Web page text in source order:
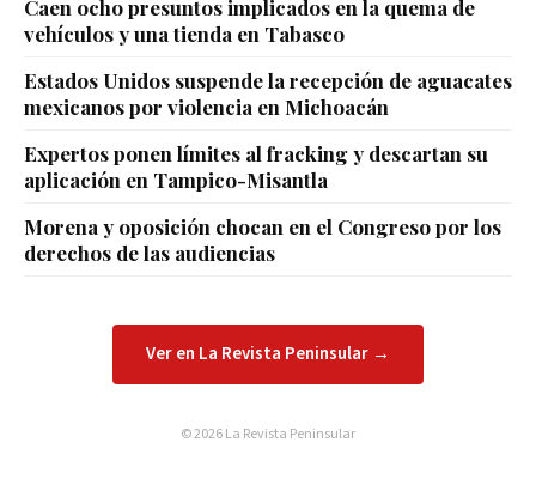
Caen ocho presuntos implicados en la quema de
vehículos y una tienda en Tabasco
Estados Unidos suspende la recepción de aguacates
mexicanos por violencia en Michoacán
Expertos ponen límites al fracking y descartan su
aplicación en Tampico-Misantla
Morena y oposición chocan en el Congreso por los
derechos de las audiencias
Ver en La Revista Peninsular →
© 2026 La Revista Peninsular